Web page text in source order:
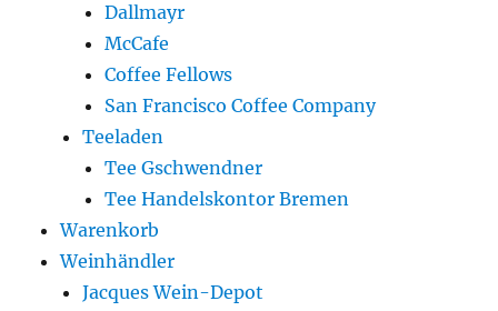
Dallmayr
McCafe
Coffee Fellows
San Francisco Coffee Company
Teeladen
Tee Gschwendner
Tee Handelskontor Bremen
Warenkorb
Weinhändler
Jacques Wein-Depot